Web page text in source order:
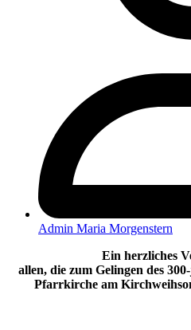
Admin Maria Morgenstern
Ein herzliches
allen, die zum Gelingen des
Pfarrkirche am